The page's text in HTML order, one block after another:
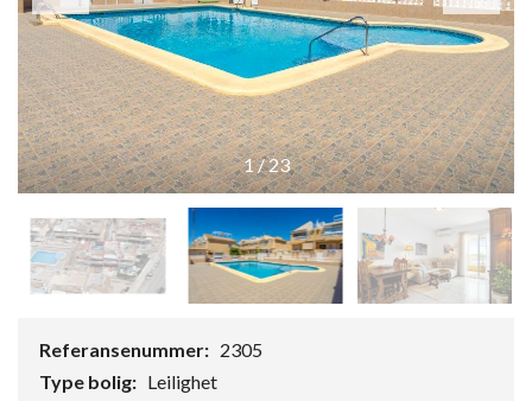
1/23
Referansenummer: 2305
Type bolig: Leilighet